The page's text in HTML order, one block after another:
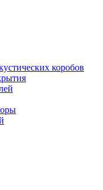
коробов